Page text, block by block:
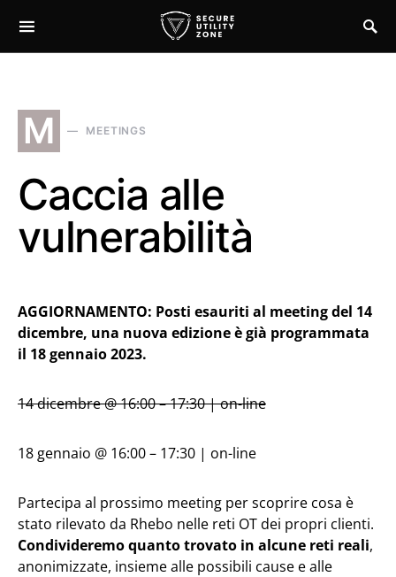
M MEETINGS
Caccia alle
vulnerabilità
AGGIORNAMENTO: Posti esauriti al meeting del 14
dicembre, una nuova edizione è già programmata
il 18 gennaio 2023.
14 dicembre @ 16:00 – 17:30 | on-line
18 gennaio @ 16:00 – 17:30 | on-line
Partecipa al prossimo meeting per scoprire cosa è
stato rilevato da Rhebo nelle reti OT dei propri clienti.
Condivideremo quanto trovato in alcune reti reali,
anonimizzate, insieme alle possibili cause e alle